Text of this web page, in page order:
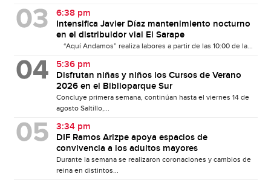
6:38 pm
Intensifica Javier Díaz mantenimiento nocturno
en el distribuidor vial El Sarape
“Aquí Andamos” realiza labores a partir de las 10:00 de la...
5:36 pm
Disfrutan niñas y niños los Cursos de Verano
2026 en el Biblioparque Sur
Concluye primera semana, continúan hasta el viernes 14 de
agosto Saltillo,...
3:34 pm
DIF Ramos Arizpe apoya espacios de
convivencia a los adultos mayores
Durante la semana se realizaron coronaciones y cambios de
reina en distintos...